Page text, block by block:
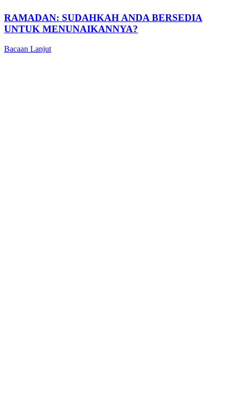
RAMADAN: SUDAHKAH ANDA BERSEDIA
UNTUK MENUNAIKANNYA?
Bacaan Lanjut